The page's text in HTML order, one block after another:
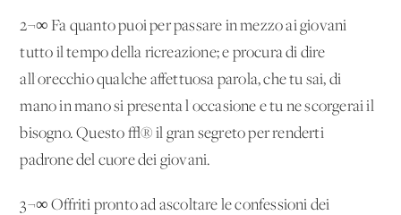
2¬∞ Fa quanto puoi per passare in mezzo ai giovani
tutto il tempo della ricreazione; e procura di dire
all'orecchio qualche affettuosa parola, che tu sai, di
mano in mano si presenta l'occasione e tu ne scorgerai il
bisogno. Questo √® il gran segreto per renderti
padrone del cuore dei giovani.
3¬∞ Offriti pronto ad ascoltare le confessioni dei